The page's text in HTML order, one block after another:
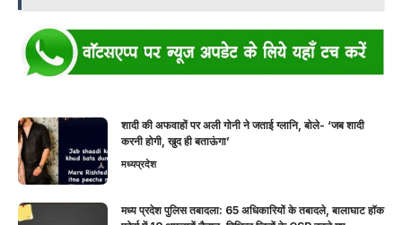
शादी की अफवाहों पर अली गोनी ने जताई ग्लानि, बोले- ‘जब शादी
करनी होगी, खुद ही बताऊंगा’
मध्यप्रदेश
मध्य प्रदेश पुलिस तबादला: 65 अधिकारियों के तबादले, बालाघाट हॉक